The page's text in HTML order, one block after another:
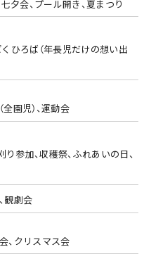
夕会、プール開き、夏まつり
ひろば（年長児だけの想い出
全園児）、運動会
り参加、収穫祭、ふれあいの日、
観劇会
、クリスマス会